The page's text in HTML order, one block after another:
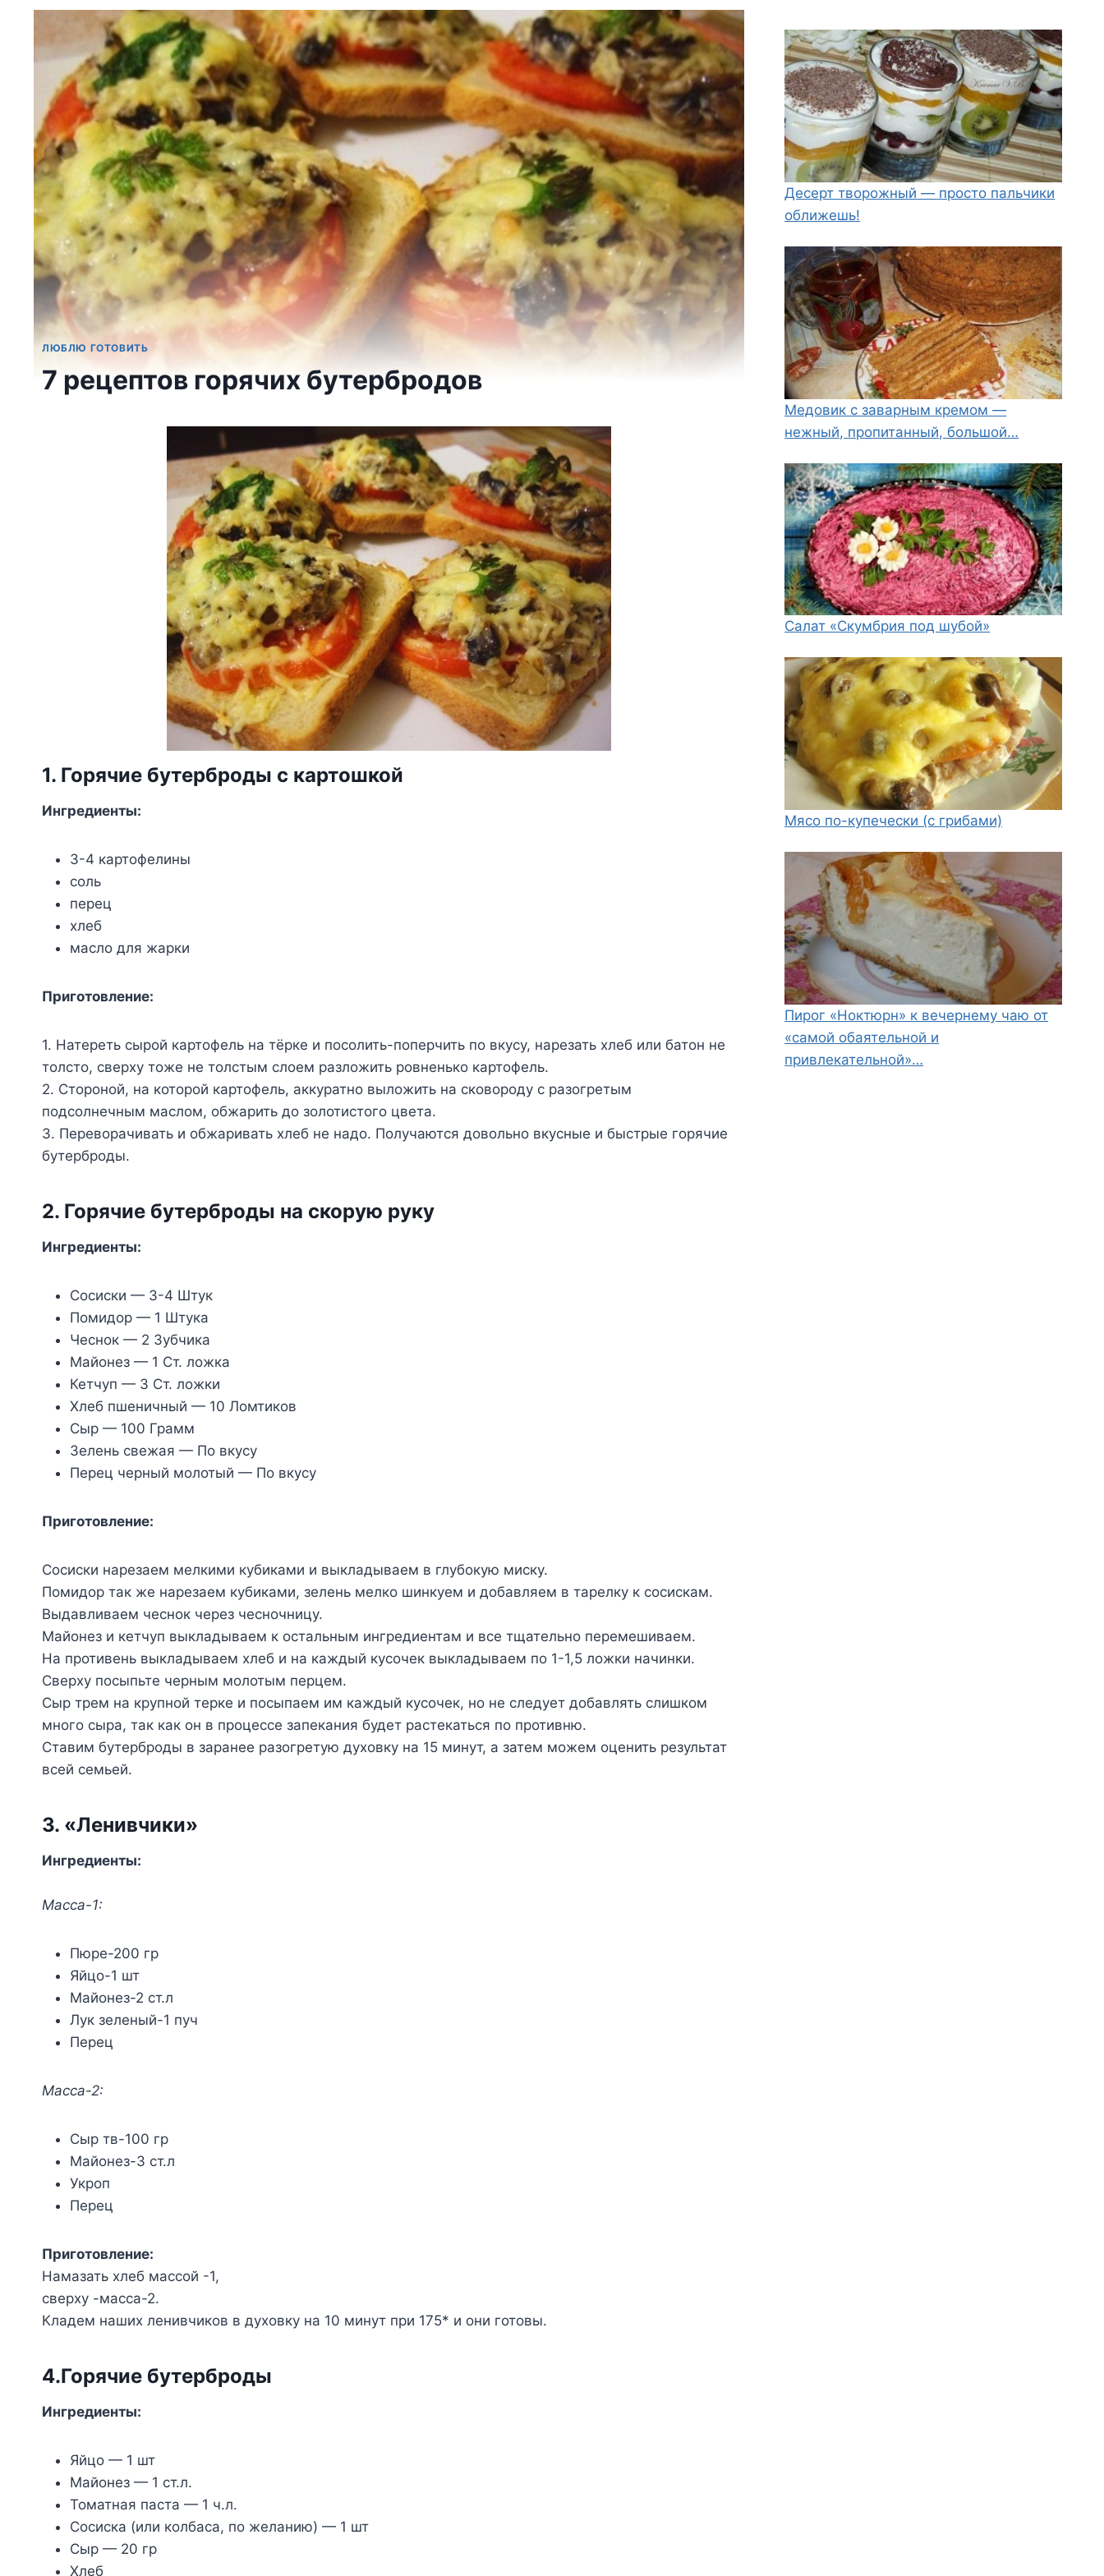
ЛЮБЛЮ ГОТОВИТЬ
7 рецептов горячих бутербродов
1. Горячие бутерброды с картошкой
Ингредиенты:
3-4 картофелины
соль
перец
хлеб
масло для жарки
Приготовление:
1. Натереть сырой картофель на тёрке и посолить-поперчить по вкусу, нарезать хлеб или батон не
толсто, сверху тоже не толстым слоем разложить ровненько картофель.
2. Стороной, на которой картофель, аккуратно выложить на сковороду с разогретым
подсолнечным маслом, обжарить до золотистого цвета.
3. Переворачивать и обжаривать хлеб не надо. Получаются довольно вкусные и быстрые горячие
бутерброды.
2. Горячие бутерброды на скорую руку
Ингредиенты:
Сосиски — 3-4 Штук
Помидор — 1 Штука
Чеснок — 2 Зубчика
Майонез — 1 Ст. ложка
Кетчуп — 3 Ст. ложки
Хлеб пшеничный — 10 Ломтиков
Сыр — 100 Грамм
Зелень свежая — По вкусу
Перец черный молотый — По вкусу
Приготовление:
Сосиски нарезаем мелкими кубиками и выкладываем в глубокую миску.
Помидор так же нарезаем кубиками, зелень мелко шинкуем и добавляем в тарелку к сосискам.
Выдавливаем чеснок через чесночницу.
Майонез и кетчуп выкладываем к остальным ингредиентам и все тщательно перемешиваем.
На противень выкладываем хлеб и на каждый кусочек выкладываем по 1-1,5 ложки начинки.
Сверху посыпьте черным молотым перцем.
Сыр трем на крупной терке и посыпаем им каждый кусочек, но не следует добавлять слишком
много сыра, так как он в процессе запекания будет растекаться по противню.
Ставим бутерброды в заранее разогретую духовку на 15 минут, а затем можем оценить результат
всей семьей.
3. «Ленивчики»
Ингредиенты:
Масса-1:
Пюре-200 гр
Яйцо-1 шт
Майонез-2 ст.л
Лук зеленый-1 пуч
Перец
Масса-2:
Сыр тв-100 гр
Майонез-3 ст.л
Укроп
Перец
Приготовление:
Намазать хлеб массой -1,
сверху -масса-2.
Кладем наших ленивчиков в духовку на 10 минут при 175* и они готовы.
4.Горячие бутерброды
Ингредиенты:
Яйцо — 1 шт
Майонез — 1 ст.л.
Томатная паста — 1 ч.л.
Сосиска (или колбаса, по желанию) — 1 шт
Сыр — 20 гр
Хлеб
Десерт творожный — просто пальчики
оближешь!
Медовик с заварным кремом —
нежный, пропитанный, большой…
Салат «Скумбрия под шубой»
Мясо по-купечески (с грибами)
Пирог «Ноктюрн» к вечернему чаю от
«самой обаятельной и
привлекательной»…